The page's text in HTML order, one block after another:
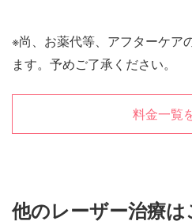
※尚、お薬代等、アフターケア
ます。予めご了承ください。
料金一覧
他のレーザー治療は